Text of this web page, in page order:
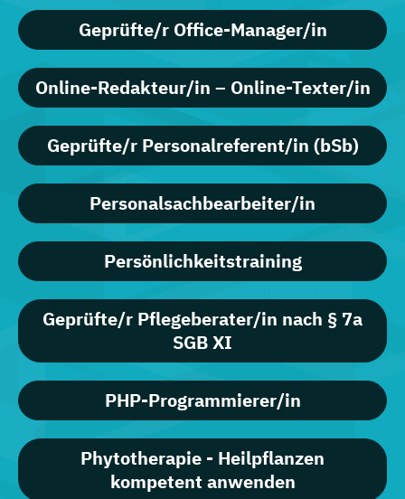
Geprüfte/r Office-Manager/in
Online-Redakteur/in – Online-Texter/in
Geprüfte/r Personalreferent/in (bSb)
Personalsachbearbeiter/in
Persönlichkeitstraining
Geprüfte/r Pflegeberater/in nach § 7a
SGB XI
PHP-Programmierer/in
Phytotherapie - Heilpflanzen
kompetent anwenden